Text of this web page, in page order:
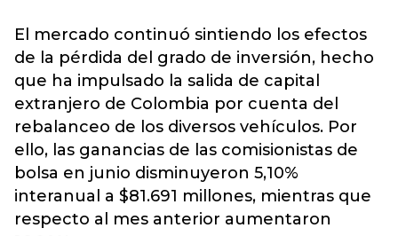
El mercado continuó sintiendo los efectos
de la pérdida del grado de inversión, hecho
que ha impulsado la salida de capital
extranjero de Colombia por cuenta del
rebalanceo de los diversos vehículos. Por
ello, las ganancias de las comisionistas de
bolsa en junio disminuyeron 5,10%
interanual a $81.691 millones, mientras que
respecto al mes anterior aumentaron